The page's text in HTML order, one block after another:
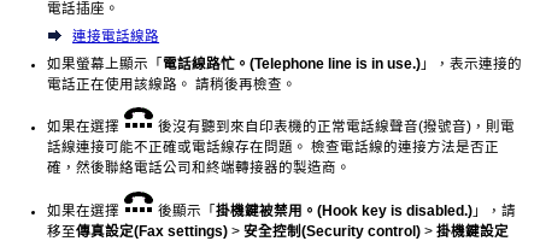
電話插座。
連接電話線路
如果螢幕上顯示「電話線路忙。(Telephone line is in use.) 」，表示連接的
電話正在使用該線路。
請稍後再檢查。
如果在選擇 後沒有聽到來自印表機的正常電話線聲音(撥號音)，則電
話線連接可能不正確或電話線存在問題。
檢查電話線的連接方法是否正
確，然後聯絡電話公司和終端轉接器的製造商。
如果在選擇 後顯示「掛機鍵被禁用。(Hook key is disabled.) 」，請
移至傳真設定(Fax settings) >安全控制(Security control) >掛機鍵設定